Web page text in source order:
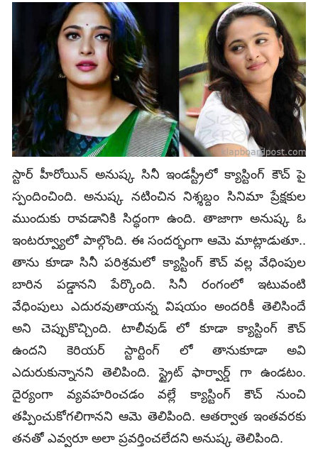
స్టార్ హీరోయిన్ అనుష్క సినీ ఇండస్ట్రీలో క్యాస్టింగ్ కౌచ్ పై
స్పందించింది. అనుష్క నటించిన నిశ్శబ్దం సినిమా ప్రేక్షకుల
ముందుకు రావడానికి సిద్ధంగా ఉంది. తాజాగా అనుష్క ఓ
ఇంటర్వ్యూలో పాల్గొంది. ఈ సందర్భంగా ఆమె మాట్లాడుతూ..
తాను కూడా సినీ పరిశ్రమలో క్యాస్టింగ్‌ కౌచ్ వల్ల వేధింపుల
బారిన ప‌డ్డాన‌ని పేర్కొంది. సినీ రంగంలో ఇటువంటి
వేధింపులు ఎదురవుతాయన్న విష‌యం అందరికీ తెలిసిందే
అని చెప్పుకొచ్చింది. టాలీవుడ్ లో కూడా క్యాస్టింగ్ కౌచ్‌
ఉందని కెరియర్ స్టార్టింగ్ లో తానుకూడా అవి
ఎదురుకున్నానని తెలిపింది. స్ట్రైట్ ఫార్వార్డ్ గా ఉండటం.
దైర్యంగా వ్యవహరించడం వల్లే క్యాస్టింగ్‌ కౌచ్‌ నుంచి
త‌ప్పించుకోగ‌లిగానని ఆమె తెలిపింది. ఆతర్వాత ఇంతవరకు
తనతో ఎవ్వరూ అలా ప్రవర్తించలేదని అనుష్క తెలిపింది.